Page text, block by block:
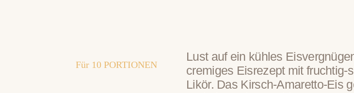
Für 10 PORTIONEN
Lust auf ein kühles
cremiges Eisrezept mit
Likör. Das Kirsch-Amaretto-Eis